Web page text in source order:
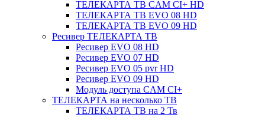
ТЕЛЕКАРТА ТВ CAM CI+ HD
ТЕЛЕКАРТА ТВ EVO 08 HD
ТЕЛЕКАРТА ТВ EVO 09 HD
Ресивер ТЕЛЕКАРТА ТВ
Ресивер EVO 08 HD
Ресивер EVO 07 HD
Ресивер EVO 05 pvr HD
Ресивер EVO 09 HD
Модуль доступа CAM CI+
ТЕЛЕКАРТА на несколько ТВ
ТЕЛЕКАРТА ТВ на 2 Тв